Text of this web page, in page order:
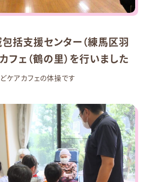
括支援センター（練馬区羽
フェ（鶴の里）を行いました
ケアカフェの体操です